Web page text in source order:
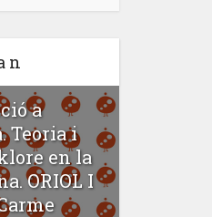
n
a
Teoria i
en la
ORIOL I